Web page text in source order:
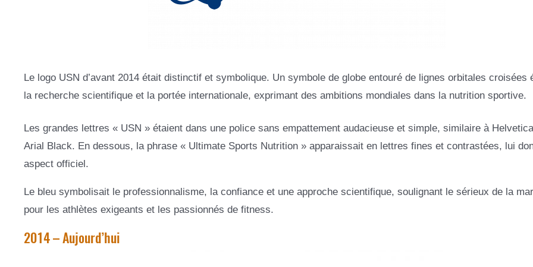
Le logo USN d’avant 2014 était distinctif et symbolique. Un symbole de globe entouré de lignes orbitales croisées
la recherche scientifique et la portée internationale, exprimant des ambitions mondiales dans la nutrition sportive.
Les grandes lettres « USN » étaient dans une police sans empattement audacieuse et simple, similaire à
Arial Black. En dessous, la phrase « Ultimate Sports Nutrition » apparaissait en lettres fines et contrastées, lui
aspect officiel.
Le bleu symbolisait le professionnalisme, la confiance et une approche scientifique, soulignant le sérieux de la
pour les athlètes exigeants et les passionnés de fitness.
2014 – Aujourd’hui